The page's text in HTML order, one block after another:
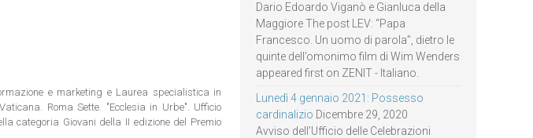
e marketing e Laurea specialistica in
Roma Sette. "Ecclesia in Urbe". Ufficio
categoria Giovani della II edizione del Premio
Dario Edoardo Viganò e Gianluca della
Maggiore The post LEV: “Papa
Francesco. Un uomo di parola”, dietro le
quinte dell’omonimo film di Wim Wenders
appeared first on ZENIT - Italiano.
Lunedì 4 gennaio 2021: Possesso
cardinalizio Dicembre 29, 2020
Avviso dell’Ufficio delle Celebrazioni